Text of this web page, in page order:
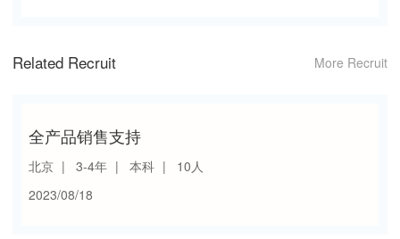
Related Recruit More Recruit
全产品销售支持
北京 3-4年 本科
10人
2023/08/18